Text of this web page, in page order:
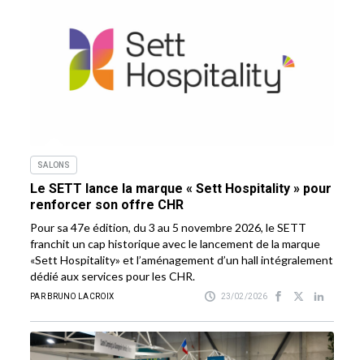
SALONS
Le SETT lance la marque « Sett Hospitality » pour
renforcer son offre CHR
Pour sa 47e édition, du 3 au 5 novembre 2026, le SETT
franchit un cap historique avec le lancement de la marque
«Sett Hospitality» et l’aménagement d’un hall intégralement
dédié aux services pour les CHR.
PAR BRUNO LACROIX 23/02/2026